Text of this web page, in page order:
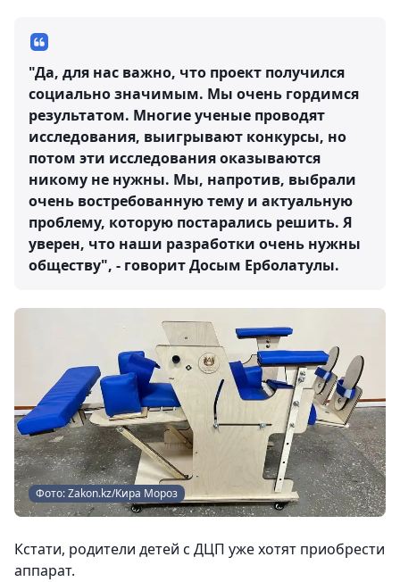
"Да, для нас важно, что проект получился
социально значимым. Мы очень гордимся
результатом. Многие ученые проводят
исследования, выигрывают конкурсы, но
потом эти исследования оказываются
никому не нужны. Мы, напротив, выбрали
очень востребованную тему и актуальную
проблему, которую постарались решить. Я
уверен, что наши разработки очень нужны
обществу", - говорит Досым Ерболатулы.
Фото: Zakon.kz/Кира Мороз
Кстати, родители детей с ДЦП уже хотят приобрести
аппарат.